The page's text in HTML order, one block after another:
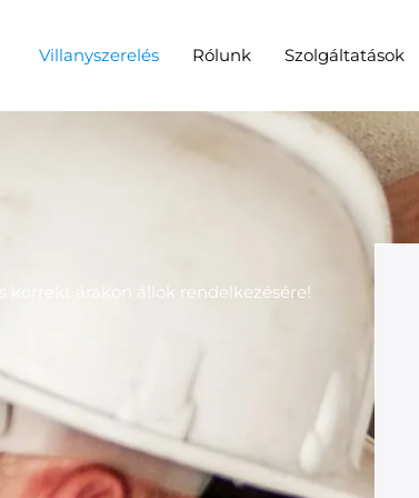
Villanyszerelés Rólunk Szolgáltatások
árakon állok rendelkezésére!